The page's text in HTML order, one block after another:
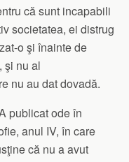
că sunt incapabili
societatea, ei distrug
o şi înainte de
şi nu al
nu au dat dovadă.
publicat ode în
anul IV, în care
că nu a avut